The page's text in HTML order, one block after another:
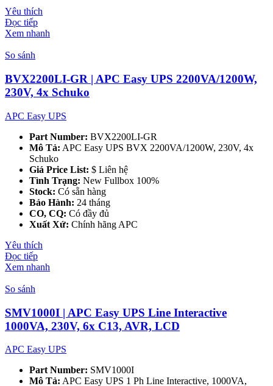
Yêu thích
Đọc tiếp
Xem nhanh
So sánh
BVX2200LI-GR | APC Easy UPS 2200VA/1200W,
230V, 4x Schuko
APC Easy UPS
Part Number: BVX2200LI-GR
Mô Tả: APC Easy UPS BVX 2200VA/1200W, 230V, 4x
Schuko
Giá Price List: $ Liên hệ
Tình Trạng: New Fullbox 100%
Stock: Có sẵn hàng
Bảo Hành: 24 tháng
CO, CQ: Có đầy đủ
Xuất Xứ: Chính hãng APC
Yêu thích
Đọc tiếp
Xem nhanh
So sánh
SMV1000I | APC Easy UPS Line Interactive
1000VA, 230V, 6x C13, AVR, LCD
APC Easy UPS
Part Number: SMV1000I
Mô Tả: APC Easy UPS 1 Ph Line Interactive, 1000VA,